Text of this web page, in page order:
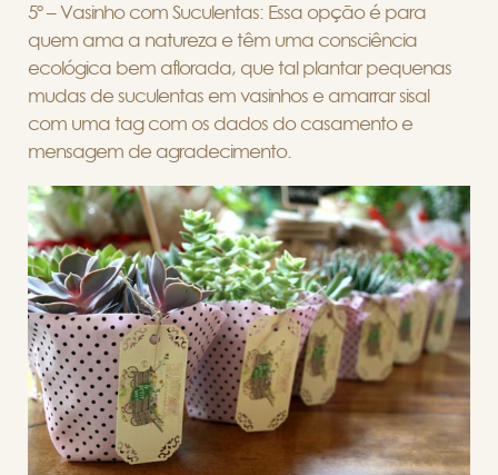
5º – Vasinho com Suculentas: Essa opção é para
quem ama a natureza e têm uma consciência
ecológica bem aflorada, que tal plantar pequenas
mudas de suculentas em vasinhos e amarrar sisal
com uma tag com os dados do casamento e
mensagem de agradecimento.